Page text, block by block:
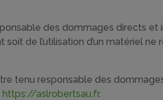
des dommages directs et
soit de l’utilisation d’un matériel
tenu responsable des
https://aslrobertsau.fr.